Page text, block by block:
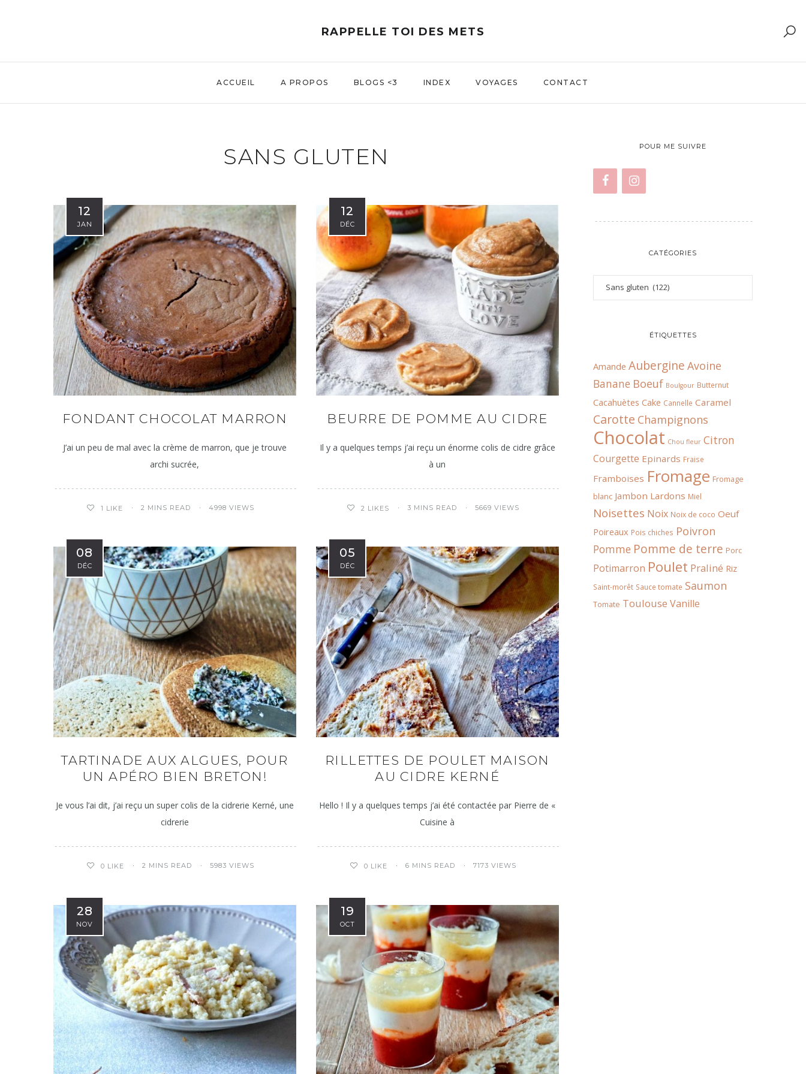
RAPPELLE TOI DES METS
ACCUEIL A PROPOS BLOGS <3 INDEX VOYAGES CONTACT
SANS GLUTEN
12
JAN
FONDANT CHOCOLAT MARRON
J’ai un peu de mal avec la crème de marron, que je trouve
archi sucrée,
1 LIKE 2 MINS READ 4998 VIEWS
12
DÉC
BEURRE DE POMME AU CIDRE
Il y a quelques temps j’ai reçu un énorme colis de cidre grâce
à un
2 LIKES 3 MINS READ 5669 VIEWS
08
DÉC
TARTINADE AUX ALGUES, POUR
UN APÉRO BIEN BRETON!
Je vous l’ai dit, j’ai reçu un super colis de la cidrerie Kerné, une
cidrerie
0 LIKE 2 MINS READ 5983 VIEWS
05
DÉC
RILLETTES DE POULET MAISON
AU CIDRE KERNÉ
Hello ! Il y a quelques temps j’ai été contactée par Pierre de «
Cuisine à
0 LIKE 6 MINS READ 7173 VIEWS
28
NOV
19
OCT
POUR ME SUIVRE
CATÉGORIES
ÉTIQUETTES
Amande Aubergine Avoine
Banane Boeuf Boulgour Butternut
Cacahuètes Cake Cannelle Caramel
Carotte Champignons
Chocolat Chou fleur Citron
Courgette Epinards Fraise
Framboises Fromage Fromage
blanc Jambon Lardons Miel
Noisettes Noix Noix de coco Oeuf
Poireaux Pois chiches Poivron
Pomme Pomme de terre Porc
Potimarron Poulet Praliné Riz
Saint-morêt Sauce tomate Saumon
Tomate Toulouse Vanille